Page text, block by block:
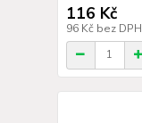
116 Kč
96 Kč bez DPH